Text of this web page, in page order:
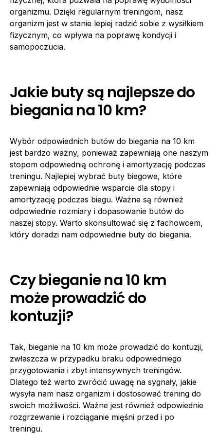
organizmu. Dzięki regularnym treningom, nasz
organizm jest w stanie lepiej radzić sobie z wysiłkiem
fizycznym, co wpływa na poprawę kondycji i
samopoczucia.
Jakie buty są najlepsze do
biegania na 10 km?
Wybór odpowiednich butów do biegania na 10 km
jest bardzo ważny, ponieważ zapewniają one naszym
stopom odpowiednią ochronę i amortyzację podczas
treningu. Najlepiej wybrać buty biegowe, które
zapewniają odpowiednie wsparcie dla stopy i
amortyzację podczas biegu. Ważne są również
odpowiednie rozmiary i dopasowanie butów do
naszej stopy. Warto skonsultować się z fachowcem,
który doradzi nam odpowiednie buty do biegania.
Czy bieganie na 10 km
może prowadzić do
kontuzji?
Tak, bieganie na 10 km może prowadzić do kontuzji,
zwłaszcza w przypadku braku odpowiedniego
przygotowania i zbyt intensywnych treningów.
Dlatego też warto zwrócić uwagę na sygnały, jakie
wysyła nam nasz organizm i dostosować trening do
swoich możliwości. Ważne jest również odpowiednie
rozgrzewanie i rozciąganie mięśni przed i po
treningu.